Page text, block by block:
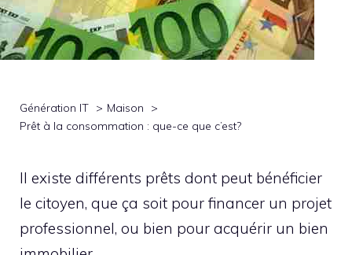
Génération IT
Maison
Prêt à la consommation : que-ce que c’est?
Il existe différents prêts dont peut bénéficier
le citoyen, que ça soit pour financer un projet
professionnel, ou bien pour acquérir un bien